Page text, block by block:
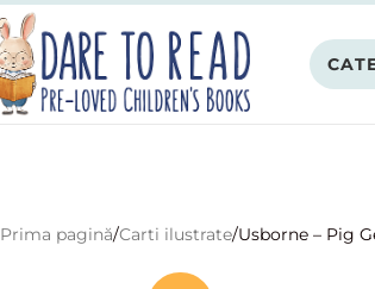
Prima pagină Carti ilustrate Usborne – Pig